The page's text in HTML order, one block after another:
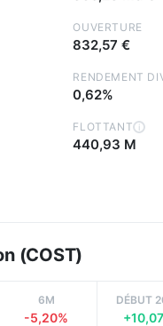
OUVERTURE
832,57 €
RENDEMENT
0,62%
FLOTTANT i
440,93 M
(COST)
6M
-5,20%
DÉBUT